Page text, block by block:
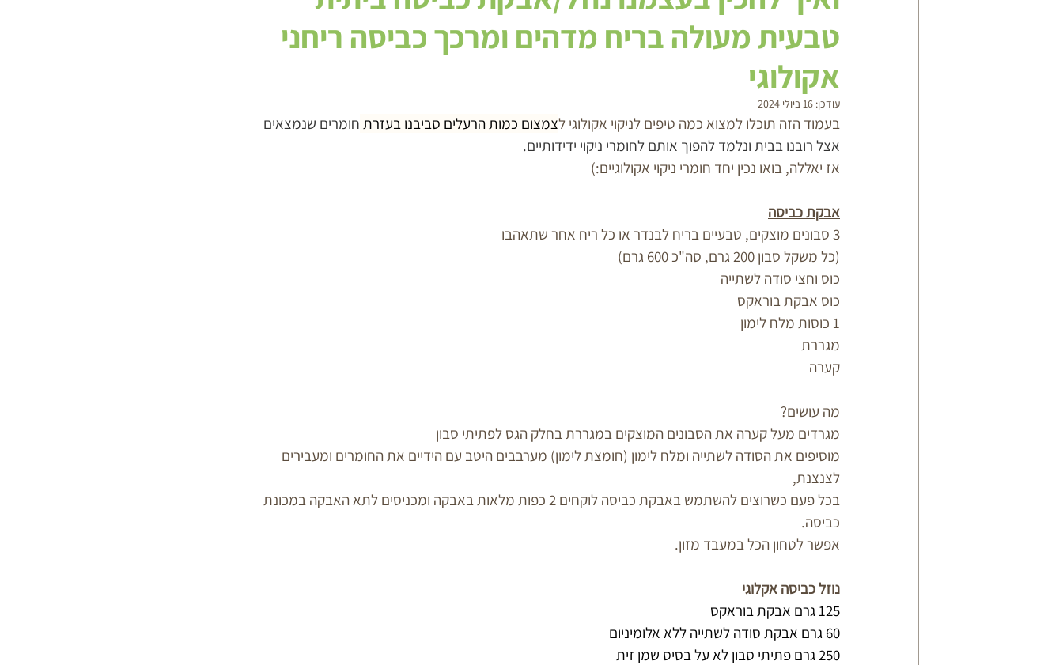
טבעית מעולה בריח מדהים ומרכך כביסה ריחני
אקולוגי
עודכן: 16 ביולי 2024
בעמוד הזה תוכלו למצוא כמה טיפים לניקוי אקולוגי לצמצום כמות הרעלים סביבנו בעזרת חומרים שנמצאים
אצל רובנו בבית ונלמד להפוך אותם לחומרי ניקוי ידידותיים.
אז יאללה, בואו נכין יחד חומרי ניקוי אקולוגיים:)
אבקת כביסה
3 סבונים מוצקים, טבעיים בריח לבנדר או כל ריח אחר שתאהבו
(כל משקל סבון 200 גרם, סה"כ 600 גרם)
כוס וחצי סודה לשתייה
כוס אבקת בוראקס
1 כוסות מלח לימון
מגררת
קערה
מה עושים?
מגרדים מעל קערה את הסבונים המוצקים במגררת בחלק הגס לפתיתי סבון
מוסיפים את הסודה לשתייה ומלח לימון (חומצת לימון) מערבבים היטב עם הידיים את החומרים ומעבירים
לצנצנת,
בכל פעם כשרוצים להשתמש באבקת כביסה לוקחים 2 כפות מלאות באבקה ומכניסים לתא האבקה במכונת
כביסה.
אפשר לטחון הכל במעבד מזון.
נוזל כביסה אקלוגי
125 גרם אבקת בוראקס
60 גרם אבקת סודה לשתייה ללא אלומיניום
250 גרם פתיתי סבון לא על בסיס שמן זית